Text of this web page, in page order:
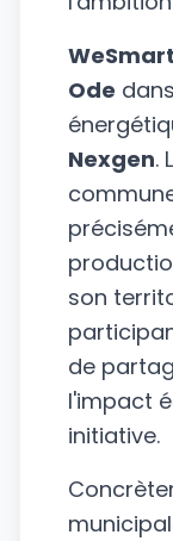
Ode
Nexgen.
son
de
l'impact
initiative.